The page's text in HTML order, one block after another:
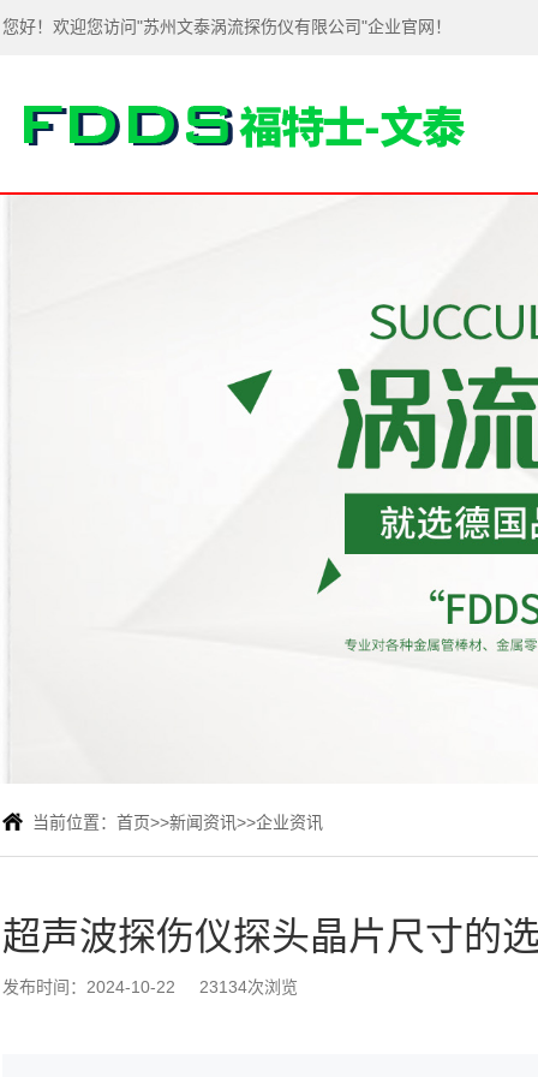
您好！欢迎您访问"苏州文泰涡流探伤仪有限公司"企业官网！
当前位置： 首页>>新闻资讯>>企业资讯
超声波探伤仪探头晶片尺寸的
发布时间：2024-10-22 23134次浏览